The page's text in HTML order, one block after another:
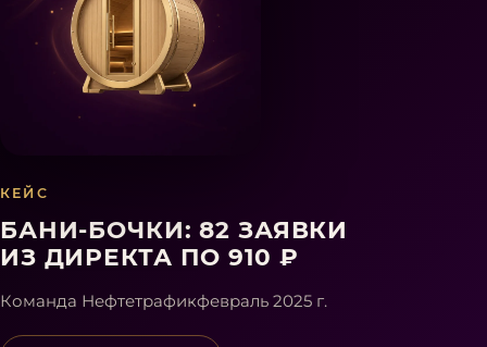
КЕЙС
БАНИ-БОЧКИ: 82 ЗАЯВКИ
ИЗ ДИРЕКТА ПО 910 ₽
Команда Нефтетрафикфевраль 2025 г.